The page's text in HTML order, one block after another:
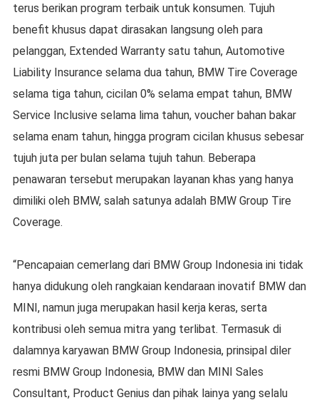
terus berikan program terbaik untuk konsumen. Tujuh
benefit khusus dapat dirasakan langsung oleh para
pelanggan, Extended Warranty satu tahun, Automotive
Liability Insurance selama dua tahun, BMW Tire Coverage
selama tiga tahun, cicilan 0% selama empat tahun, BMW
Service Inclusive selama lima tahun, voucher bahan bakar
selama enam tahun, hingga program cicilan khusus sebesar
tujuh juta per bulan selama tujuh tahun. Beberapa
penawaran tersebut merupakan layanan khas yang hanya
dimiliki oleh BMW, salah satunya adalah BMW Group Tire
Coverage.
“Pencapaian cemerlang dari BMW Group Indonesia ini tidak
hanya didukung oleh rangkaian kendaraan inovatif BMW dan
MINI, namun juga merupakan hasil kerja keras, serta
kontribusi oleh semua mitra yang terlibat. Termasuk di
dalamnya karyawan BMW Group Indonesia, prinsipal diler
resmi BMW Group Indonesia, BMW dan MINI Sales
Consultant, Product Genius dan pihak lainya yang selalu